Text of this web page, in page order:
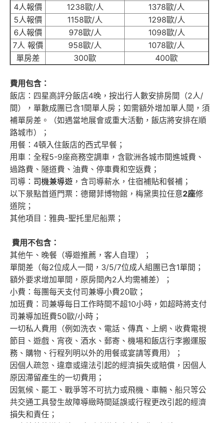
4人報價
1238歐/人
1378歐/人
5人報價
1158歐/人
1298歐/人
6人報價
978歐/人
1098歐/人
7人 報價
958歐/人
1078歐/人
單房差
300歐 400歐
費用包含：
飯店：四星高評分飯店4晚，按出行人數安排房間（2人/
間），單數成團已含1間單人房；如需額外增加單人間，須
補單房差。（如遇當地展會或重大活動，飯店將安排在順
路城市）；
用餐：4頓入住飯店的西式早餐；
用車：全程5-9座商務空調車，含歐洲各城市間進城費、
過路費、隧道費、油費、停車費和空返費；
司導： 司機兼導遊 ，含司導薪水，住宿補貼和餐補；
以下景點首道門票：德爾菲博物館，梅黛奧拉任意2座修
道院；
其他項目：雅典-聖托里尼船票；
費用不包含：
其他午、晚餐（導遊推薦，客人自理）；
單間差（每2位成人一間，3/5/7位成人組團已含1單間；
額外要求增加單間，原房間內2人均需補差）；
小費：每團每天支付司兼導小費20歐；
加班費：司兼導每日工作時間不超10小時，如超時將支付
司兼導加班費50歐/小時；
一切私人費用（例如洗衣、電話、傳真、上網、收費電視
節目、遊戲、宵夜、酒水、郵寄、機場和飯店行李搬運服
務、購物、行程列明以外的用餐或宴請等費用）；
因個人疏忽、違章或違法引起的經濟損失或賠償，因個人
原因滯留產生的一切費用；
因氣候、罷工、戰爭等不可抗力或飛機、車輛、船只等公
共交通工具發生故障導緻時間延誤或行程更改引起的經濟
損失和責任；